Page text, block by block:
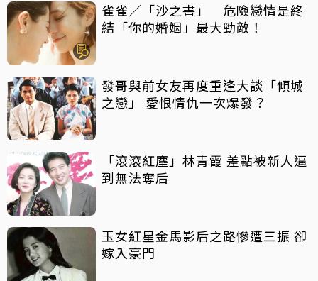
雀雀／「沙之書」 危險戀情是終
結「你的婚姻」最大勁敵！
發哥與前女友再度重逢大談「傾城
之戀」 愛恨情仇一次爆發？
「滾滾紅塵」林青霞 差點被新人逼
到無法奪后
玉女紅星金馬影后之路慘遭三振 卻
嫁入豪門